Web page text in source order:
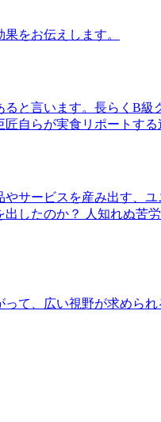
をお伝えします。
と言います。長らくB
自らが実食リポートする
サービスを産み出す、
したのか？ 人知れぬ苦
て、広い視野が求めら